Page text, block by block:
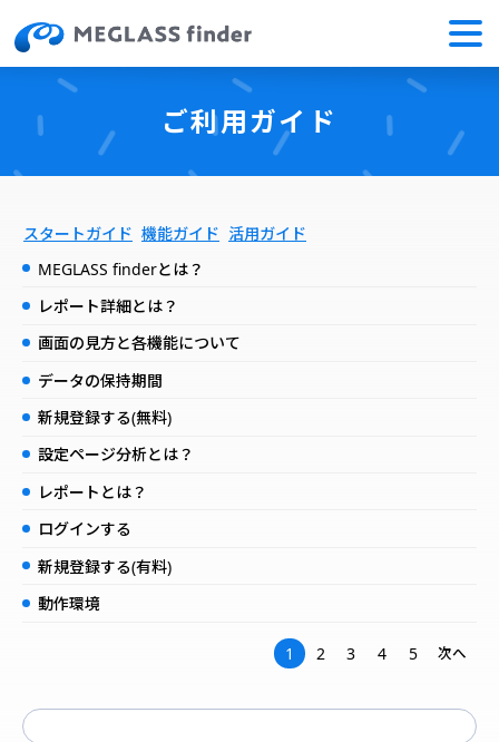
ご利用ガイド
スタートガイド 機能ガイド 活用ガイド
MEGLASS finderとは？
レポート詳細とは？
画面の見方と各機能について
データの保持期間
新規登録する(無料)
設定ページ分析とは？
レポートとは？
ログインする
新規登録する(有料)
動作環境
1 2 3 4 5 次へ